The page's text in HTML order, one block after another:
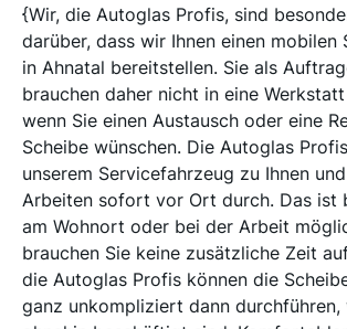
{Wir, die Autoglas Profis, sind
darüber, dass wir Ihnen einen mobilen
in Ahnatal bereitstellen. Sie als
brauchen daher nicht in eine
wenn Sie einen Austausch oder eine
Scheibe wünschen. Die Autoglas
unserem Servicefahrzeug zu Ihnen
Arbeiten sofort vor Ort durch. Das ist
am Wohnort oder bei der Arbeit
brauchen Sie keine zusätzliche Zeit
die Autoglas Profis können die
ganz unkompliziert dann durchführen,